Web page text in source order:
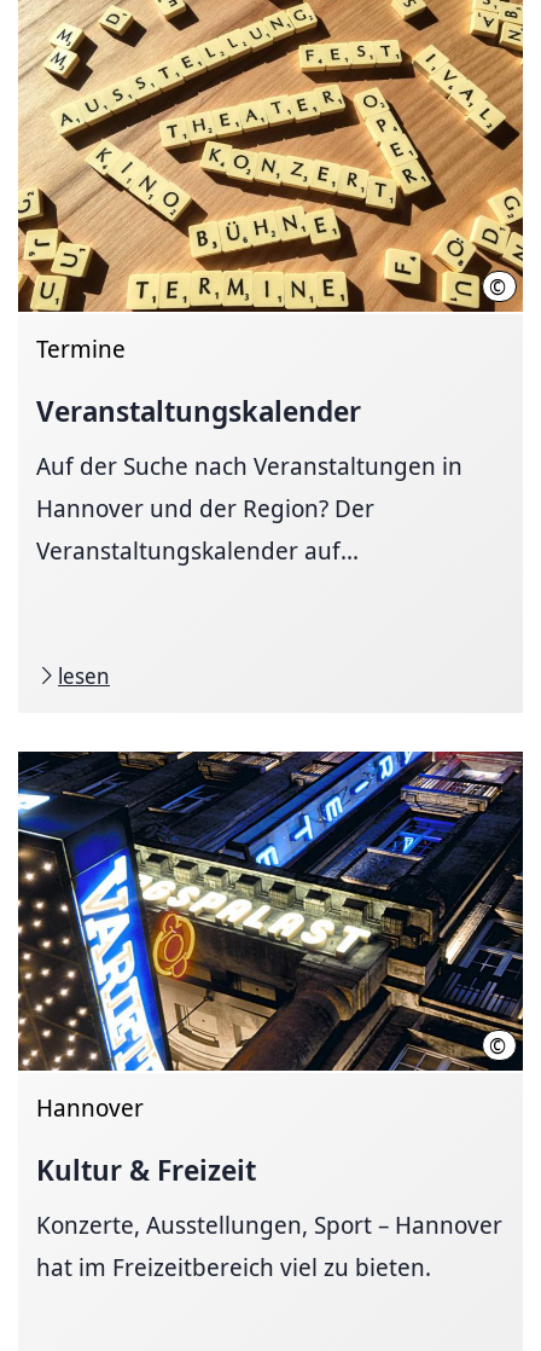
©
Termine
Veranstaltungskalender
Auf der Suche nach Veranstaltungen in
Hannover und der Region? Der
Veranstaltungskalender auf...
lesen
©
Hannover
Kultur & Freizeit
Konzerte, Ausstellungen, Sport – Hannover
hat im Freizeitbereich viel zu bieten.